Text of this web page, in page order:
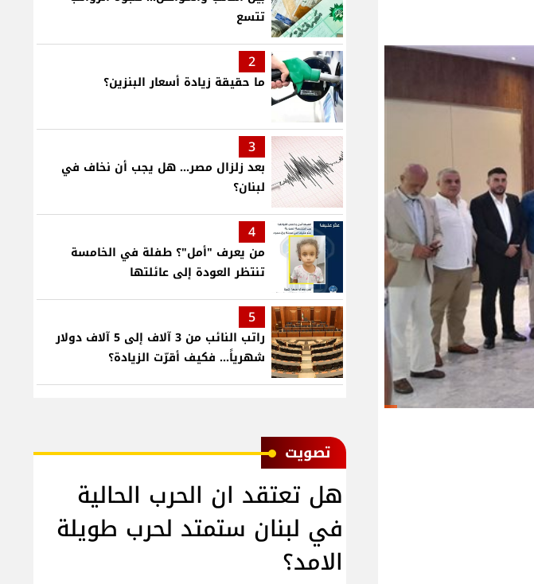
تتسع
2
ما حقيقة زيادة أسعار البنزين؟
3
بعد زلزال مصر... هل يجب أن نخاف في
لبنان؟
4
من يعرف "أمل"؟ طفلة في الخامسة
تنتظر العودة إلى عائلتها
5
راتب النائب من 3 آلاف إلى 5 آلاف دولار
شهرياً... فكيف أقرّت الزيادة؟
ﺗﺼﻮﻳﺖ
هل تعتقد ان الحرب الحالية
في لبنان ستمتد لحرب طويلة
الامد؟